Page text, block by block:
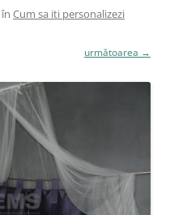
în Cum sa iti personalizezi
următoarea →